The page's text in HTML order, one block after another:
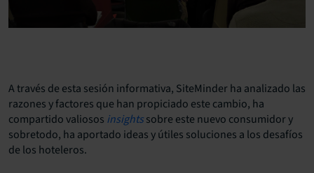
A través de esta sesión informativa, SiteMinder ha analizado las
razones y factores que han propiciado este cambio, ha
compartido valiosos insightssobre este nuevo consumidor y
sobretodo, ha aportado ideas y útiles soluciones a los desafíos
de los hoteleros.